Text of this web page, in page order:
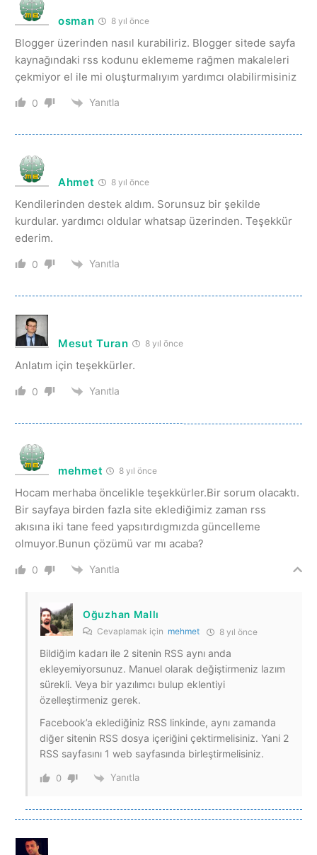
osman 8 yıl önce
Blogger üzerinden nasıl kurabiliriz. Blogger sitede sayfa
kaynağındaki rss kodunu eklememe rağmen makaleleri
çekmiyor el ile mi oluşturmalıyım yardımcı olabilirmisiniz
0 Yanıtla
Ahmet 8 yıl önce
Kendilerinden destek aldım. Sorunsuz bir şekilde
kurdular. yardımcı oldular whatsap üzerinden. Teşekkür
ederim.
0 Yanıtla
Mesut Turan 8 yıl önce
Anlatım için teşekkürler.
0 Yanıtla
mehmet 8 yıl önce
Hocam merhaba öncelikle teşekkürler.Bir sorum olacaktı.
Bir sayfaya birden fazla site eklediğimiz zaman rss
akısına iki tane feed yapsıtırdıgmızda güncelleme
olmuyor.Bunun çözümü var mı acaba?
0 Yanıtla
Oğuzhan Mallı
Cevaplamak için mehmet 8 yıl önce
Bildiğim kadarı ile 2 sitenin RSS aynı anda
ekleyemiyorsunuz. Manuel olarak değiştirmeniz lazım
sürekli. Veya bir yazılımcı bulup eklentiyi
özelleştirmeniz gerek.
Facebook’a eklediğiniz RSS linkinde, aynı zamanda
diğer sitenin RSS dosya içeriğini çektirmelisiniz. Yani 2
RSS sayfasını 1 web sayfasında birleştirmelisiniz.
0 Yanıtla